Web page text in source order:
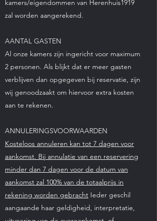
kamers/eigendommen van Herenhuis1919
zal worden aangerekend.
AANTAL GASTEN
Al onze kamers zijn ingericht voor maximum
2 personen. Als blijkt dat er meer gasten
verblijven dan opgegeven bij reservatie, zijn
wij genoodzaakt om hiervoor extra kosten
aan te rekenen.
ANNULERINGSVOORWAARDEN
Kosteloos annuleren kan tot 7 dagen voor
aankomst. Bij annulatie van een reservering
minder dan 7 dagen voor de datum van
aankomst zal 100% van de totaalprijs in
rekening worden gebracht Ieder geschil
aangaande haar geldigheid, interpretatie,